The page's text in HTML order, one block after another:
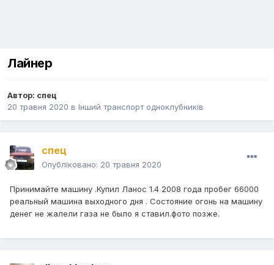
Лайнер
Автор: спец
20 травня 2020 в Інший транспорт одноклубників
спец
Опубліковано: 20 травня 2020
Принимайте машину .Купил Ланос 1.4 2008 года пробег 66000
реальный машина выходного дня . Состояние огонь на машину
денег не жалели газа не было я ставил.фото позже.